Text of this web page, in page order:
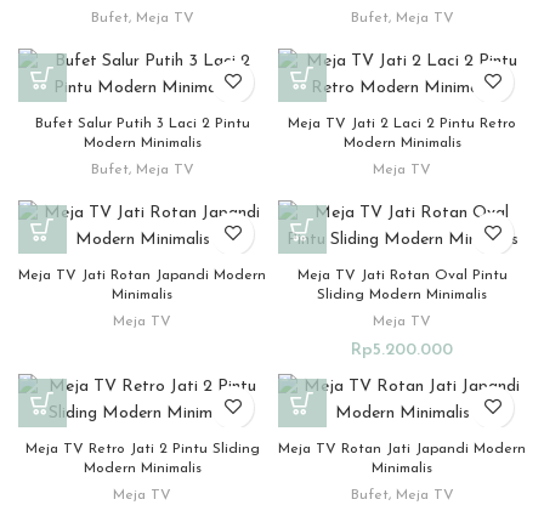
Bufet, Meja TV
Bufet, Meja TV
Bufet Salur Putih 3 Laci 2 Pintu
Modern Minimalis
Bufet, Meja TV
Meja TV Jati 2 Laci 2 Pintu Retro
Modern Minimalis
Meja TV
Meja TV Jati Rotan Japandi Modern
Minimalis
Meja TV
Meja TV Jati Rotan Oval Pintu
Sliding Modern Minimalis
Meja TV
Rp5.200.000
Meja TV Retro Jati 2 Pintu Sliding
Modern Minimalis
Meja TV
Meja TV Rotan Jati Japandi Modern
Minimalis
Bufet, Meja TV